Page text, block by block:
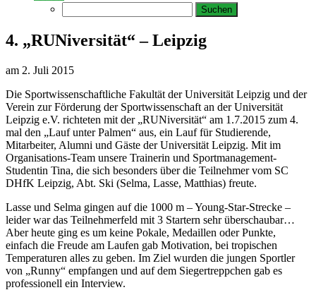
nach:
4. „RUNiversität“ – Leipzig
am 2. Juli 2015
Die Sportwissenschaftliche Fakultät der Universität Leipzig und der
Verein zur Förderung der Sportwissenschaft an der Universität
Leipzig e.V. richteten mit der „RUNiversität“ am 1.7.2015 zum 4.
mal den „Lauf unter Palmen“ aus, ein Lauf für Studierende,
Mitarbeiter, Alumni und Gäste der Universität Leipzig. Mit im
Organisations-Team unsere Trainerin und Sportmanagement-
Studentin Tina, die sich besonders über die Teilnehmer vom SC
DHfK Leipzig, Abt. Ski (Selma, Lasse, Matthias) freute.
Lasse und Selma gingen auf die 1000 m – Young-Star-Strecke –
leider war das Teilnehmerfeld mit 3 Startern sehr überschaubar…
Aber heute ging es um keine Pokale, Medaillen oder Punkte,
einfach die Freude am Laufen gab Motivation, bei tropischen
Temperaturen alles zu geben. Im Ziel wurden die jungen Sportler
von „Runny“ empfangen und auf dem Siegertreppchen gab es
professionell ein Interview.